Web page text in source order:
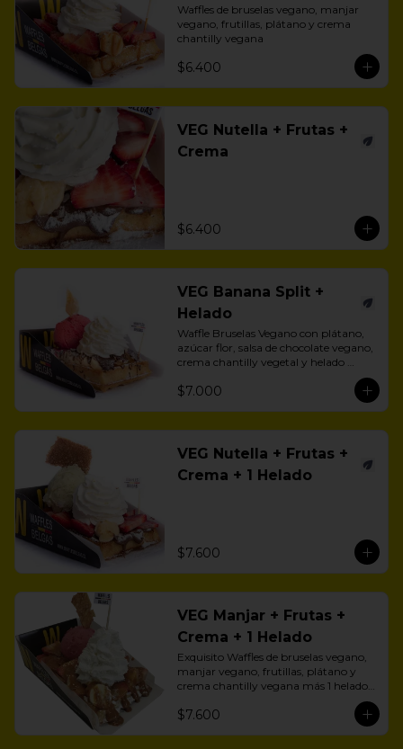
Waffles de bruselas vegano, manjar
vegano, frutillas, plátano y crema
chantilly vegana
$6.400
VEG Nutella + Frutas +
Crema
$6.400
VEG Banana Split +
Helado
Waffle Bruselas Vegano con plátano,
azúcar flor, salsa de chocolate vegano,
crema chantilly vegetal y helado
$7.000
VEG Nutella + Frutas +
Crema + 1 Helado
$7.600
VEG Manjar + Frutas +
Crema + 1 Helado
Exquisito Waffles de bruselas vegano,
manjar vegano, frutillas, plátano y
crema chantilly vegana más 1 helado
$7.600